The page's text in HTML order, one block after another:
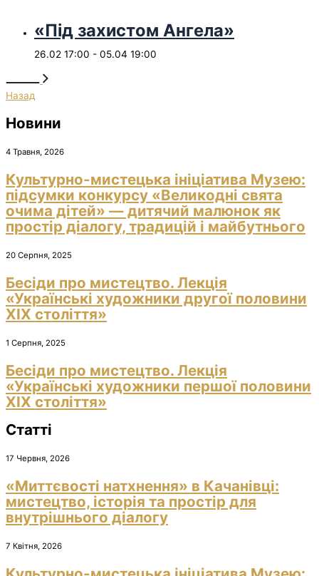
«Під захистом Ангела»
26.02 17:00 - 05.04 19:00
Назад
Новини
4 Травня, 2026
Культурно-мистецька ініціатива Музею:
підсумки конкурсу «Великодні свята
очима дітей» — дитячий малюнок як
простір діалогу, традицій і майбутнього
20 Серпня, 2025
Бесіди про мистецтво. Лекція
«Українські художники другої половини
ХІХ століття»
1 Серпня, 2025
Бесіди про мистецтво. Лекція
«Українські художники першої половини
ХІХ століття»
Статті
17 Червня, 2026
«Миттєвості натхнення» в Качанівці:
мистецтво, історія та простір для
внутрішнього діалогу
7 Квітня, 2026